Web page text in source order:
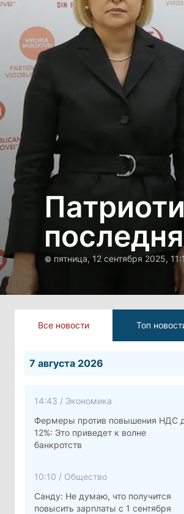
пятница, 12 сентября 2025,
Все новости Топ
7 августа 2026
14:43 / Экономика
Фермеры против повышения НДС
12%: Это приведет к волне
банкротств
10:10 / Общество
Санду: Не думаю, что получится
повысить зарплаты с 1 сентября